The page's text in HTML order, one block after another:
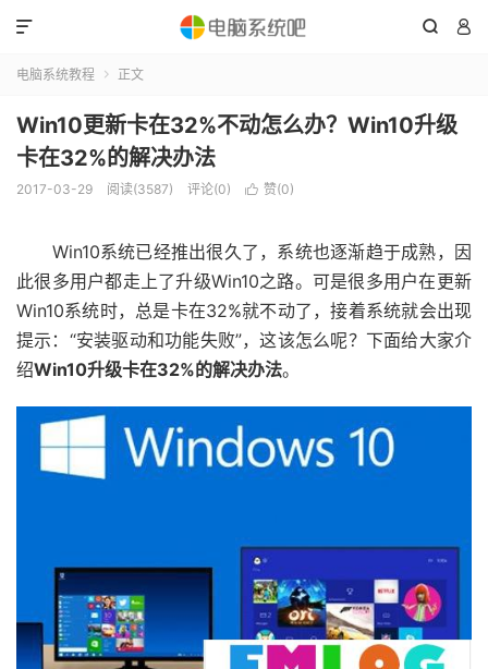
 

电脑系统教程  正文
Win10更新卡在32%不动怎么办？Win10升级
卡在32%的解决办法
2017-03-29 阅读(3587) 评论(0)  赞(0)
Win10系统已经推出很久了，系统也逐渐趋于成熟，因
此很多用户都走上了升级Win10之路。可是很多用户在更新
Win10系统时，总是卡在32%就不动了，接着系统就会出现
提示：“安装驱动和功能失败”，这该怎么呢？下面给大家介
绍Win10升级卡在32%的解决办法。